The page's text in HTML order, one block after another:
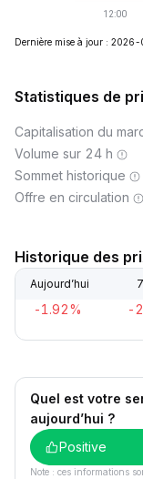
Dernière mise à jour :
Statistiques de
Capitalisation du
Volume sur 24 h
Sommet historique
Offre en circulation
Historique des
Aujourd’hui
-1.92% -
Quel est votre
aujourd’hui ?
Positive
Note : ces informations